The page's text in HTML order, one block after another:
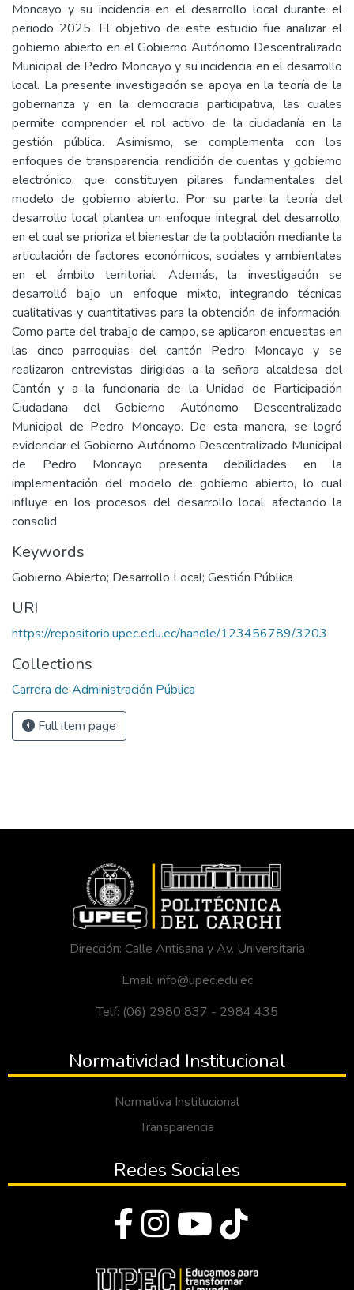
Moncayo y su incidencia en el desarrollo local durante el
periodo 2025. El objetivo de este estudio fue analizar el
gobierno abierto en el Gobierno Autónomo Descentralizado
Municipal de Pedro Moncayo y su incidencia en el desarrollo
local. La presente investigación se apoya en la teoría de la
gobernanza y en la democracia participativa, las cuales
permite comprender el rol activo de la ciudadanía en la
gestión pública. Asimismo, se complementa con los
enfoques de transparencia, rendición de cuentas y gobierno
electrónico, que constituyen pilares fundamentales del
modelo de gobierno abierto. Por su parte la teoría del
desarrollo local plantea un enfoque integral del desarrollo,
en el cual se prioriza el bienestar de la población mediante la
articulación de factores económicos, sociales y ambientales
en el ámbito territorial. Además, la investigación se
desarrolló bajo un enfoque mixto, integrando técnicas
cualitativas y cuantitativas para la obtención de información.
Como parte del trabajo de campo, se aplicaron encuestas en
las cinco parroquias del cantón Pedro Moncayo y se
realizaron entrevistas dirigidas a la señora alcaldesa del
Cantón y a la funcionaria de la Unidad de Participación
Ciudadana del Gobierno Autónomo Descentralizado
Municipal de Pedro Moncayo. De esta manera, se logró
evidenciar el Gobierno Autónomo Descentralizado Municipal
de Pedro Moncayo presenta debilidades en la
implementación del modelo de gobierno abierto, lo cual
influye en los procesos del desarrollo local, afectando la
consolid
Keywords
Gobierno Abierto; Desarrollo Local; Gestión Pública
URI
https://repositorio.upec.edu.ec/handle/123456789/3203
Collections
Carrera de Administración Pública
Full item page
Dirección: Calle Antisana y Av. Universitaria
Email: info@upec.edu.ec
Telf: (06) 2980 837 - 2984 435
Normatividad Institucional
Normativa Institucional
Transparencia
Redes Sociales